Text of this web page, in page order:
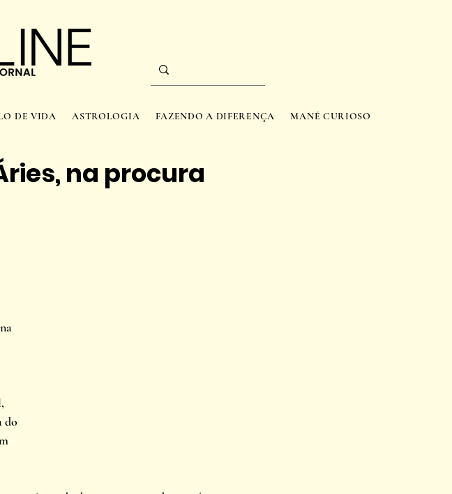
na procura
do
DE VIDA ASTROLOGIA FAZENDO A DIFERENÇA MANÉ CURIOSO